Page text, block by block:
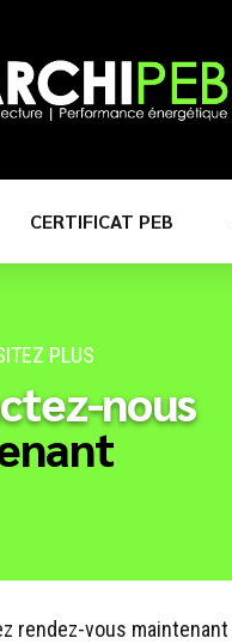
CERTIFICAT PEB
PLUS
nous
rendez-vous maintenant